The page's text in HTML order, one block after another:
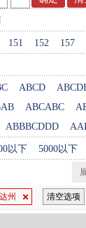
151 152 157
ABCD
ABCABC
ABBBCDDD
以下 5000以下
达州 清空选项